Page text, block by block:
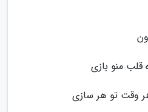
قلب منو بازی
وقت تو هر سازی